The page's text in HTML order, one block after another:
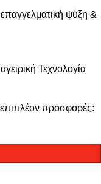
ψύξη &
Τεχνολογία
επιπλέον προσφορές: